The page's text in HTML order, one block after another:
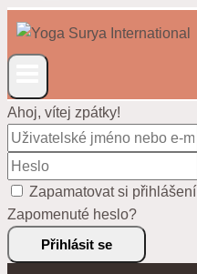
Ahoj, vítej zpátky!
Zapamatovat si přihlášení
Zapomenuté heslo?
Přihlásit se